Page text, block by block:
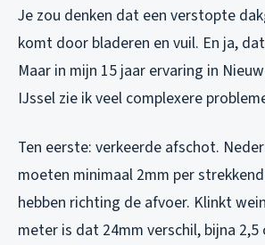
Je zou denken dat een verstopte
komt door bladeren en vuil. En ja,
Maar in mijn 15 jaar ervaring in
IJssel zie ik veel complexere
Ten eerste: verkeerde afschot.
moeten minimaal 2mm per
hebben richting de afvoer. Klinkt
meter is dat 24mm verschil, bijna